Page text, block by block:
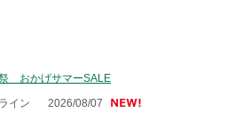
おかげサマーSALE
イン 2026/08/07